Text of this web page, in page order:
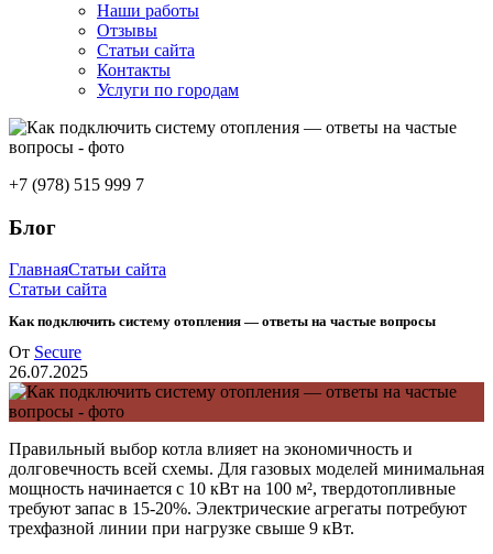
Наши работы
Отзывы
Статьи сайта
Контакты
Услуги по городам
+7 (978) 515 999 7
Блог
ГлавнаяСтатьи сайта
Статьи сайта
Как подключить систему отопления — ответы на частые вопросы
От Secure
26.07.2025
Правильный выбор котла влияет на экономичность и
долговечность всей схемы. Для газовых моделей минимальная
мощность начинается с 10 кВт на 100 м², твердотопливные
требуют запас в 15-20%. Электрические агрегаты потребуют
трехфазной линии при нагрузке свыше 9 кВт.